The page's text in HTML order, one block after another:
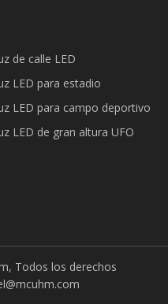
de calle LED
LED para estadio
LED para campo deportivo
LED de gran altura UFO
Todos los derechos